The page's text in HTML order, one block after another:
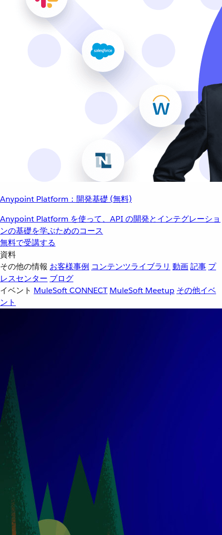
Anypoint Platform：開発基礎 (無料)
Anypoint Platform を使って、API の開発とインテグレーショ
ンの基礎を学ぶためのコース
無料で受講する
資料
その他の情報 お客様事例 コンテンツライブラリ 動画記事 プ
レスセンター ブログ
イベント MuleSoft CONNECT MuleSoft Meetup その他イベ
ント